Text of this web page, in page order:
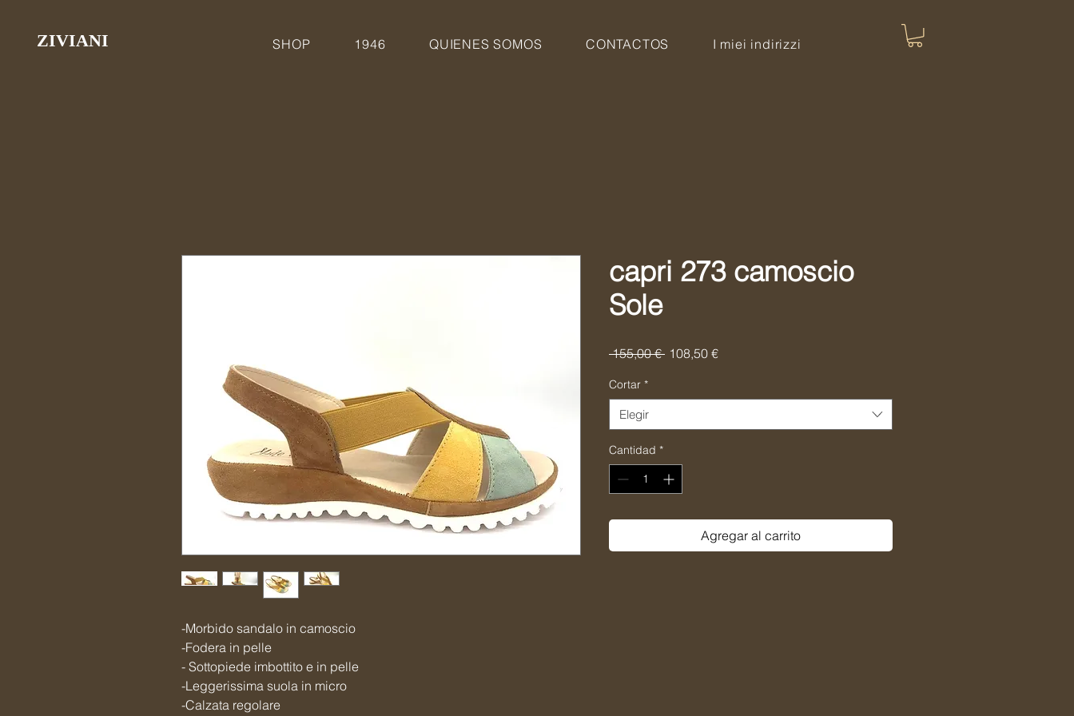
ZIVIANI SHOP 1946 QUIENES SOMOS CONTACTOS I miei indirizzi
-Morbido sandalo in camoscio
-Fodera in pelle
- Sottopiede imbottito e in pelle
-Leggerissima suola in micro
-Calzata regolare
capri 273 camoscio
Sole
155,00 € Precio
108,50 €Precio
Cortar *
Elegir
Cantidad *
Agregar al carrito